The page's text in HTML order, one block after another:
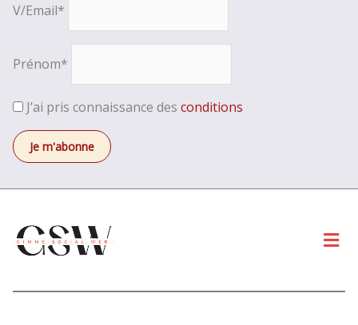
V/Email*
Prénom*
J’ai pris connaissance des conditions